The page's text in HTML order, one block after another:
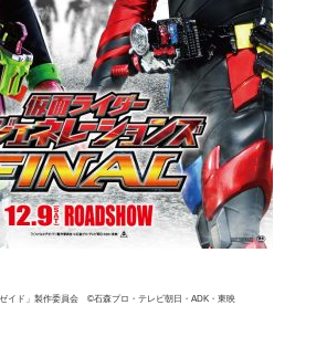
イド」製作委員会 ©石森プロ・テレビ朝日・ADK・東映